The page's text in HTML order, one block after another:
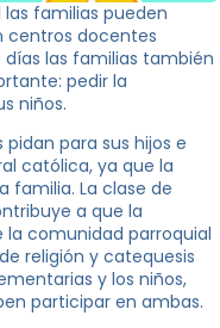
las familias pueden
centros docentes
días las familias también
pedir la
niños.
para sus hijos e
católica, ya que la
familia. La clase de
a que la
la comunidad parroquial
religión y catequesis
y los niños,
participar en ambas.